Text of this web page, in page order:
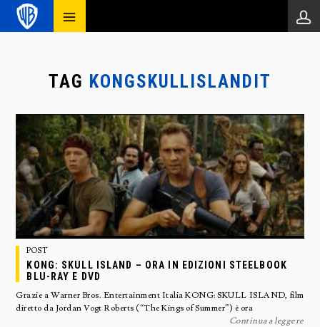
TAG KONGSKULLISLANDIT
POST
KONG: SKULL ISLAND – ORA IN EDIZIONI STEELBOOK
BLU-RAY E DVD
Grazie a Warner Bros. Entertainment Italia KONG: SKULL ISLAND, film
diretto da Jordan Vogt Roberts (“The Kings of Summer”) è ora
Continua a leggere